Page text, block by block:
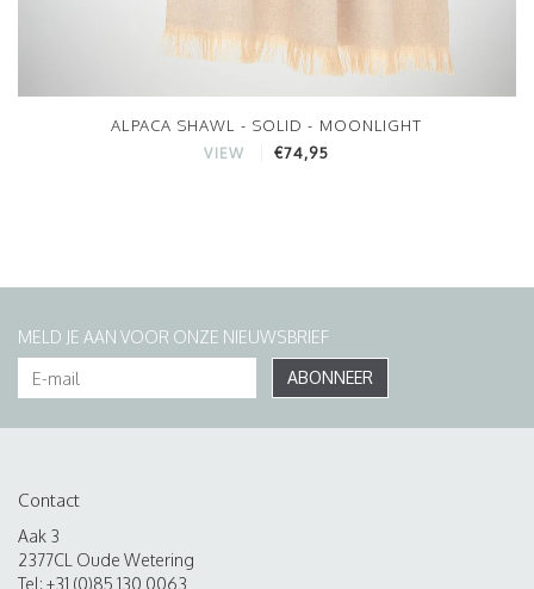
ALPACA SHAWL - SOLID - MOONLIGHT
VIEW €74,95
MELD JE AAN VOOR ONZE NIEUWSBRIEF
ABONNEER
Contact
Aak 3
2377CL Oude Wetering
Tel: +31 (0)85 130 0063